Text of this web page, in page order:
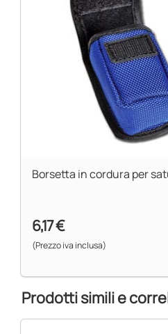
• Pressione iperbarica Fino a
Durata della batteria
• Esercizio Circa 6.000
funzionamento continuo
• con batterie alcaline di tipo
• Immagazzinaggio12 mesi
Borsetta in cordura per
6,17 €
(Prezzo iva inclusa)
Prodotti simili e